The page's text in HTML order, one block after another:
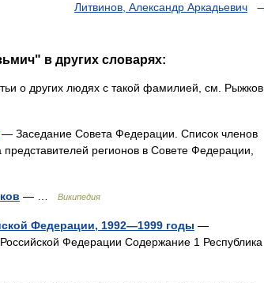
Литвинов, Александр Аркадьевич
в других словарях:
о других людях с такой фамилией, см. Рыжков.
— Заседание Совета Федерации. Список членов
регионов в Совете Федерации,
— … Википедия
Федерации, 1992—1999 годы —
Федерации Содержание 1 Республика